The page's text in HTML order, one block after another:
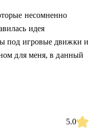
несомненно
идея
под игровые движки и
для меня, в данный
5.0